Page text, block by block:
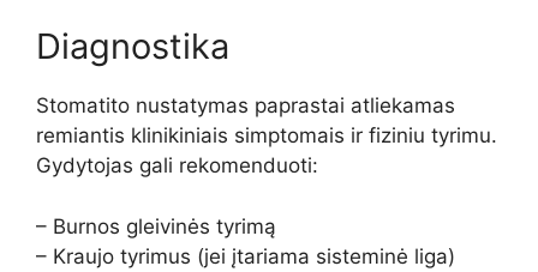
Diagnostika
Stomatito nustatymas paprastai atliekamas
remiantis klinikiniais simptomais ir fiziniu tyrimu.
Gydytojas gali rekomenduoti:
– Burnos gleivinės tyrimą
– Kraujo tyrimus (jei įtariama sisteminė liga)